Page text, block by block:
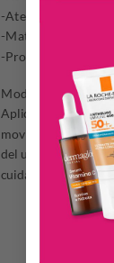
-Atenúa
-Matifica la piel y
-Proporciona
Modo de uso
Aplicá una
movimientos
del uso de Effaclar
cuidado diurna